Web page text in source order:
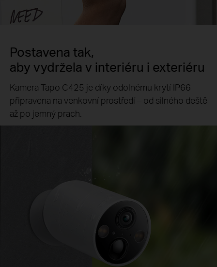
Postavena tak,
aby vydržela v interiéru i exteriéru
Kamera Tapo C425 je díky odolnému krytí IP66
připravena na venkovní prostředí – od silného deště
až po jemný prach.